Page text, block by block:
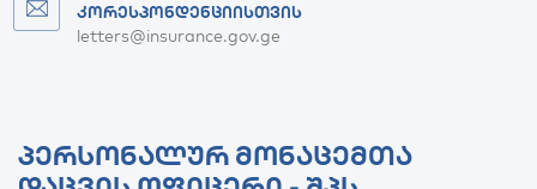
ᲙᲝᲠᲔᲡᲞᲝᲜᲓᲔᲜᲪᲘᲘᲡᲗᲕᲘᲡ
letters@insurance.gov.ge
ᲞᲔᲠᲡᲝᲜᲐᲚᲣᲠ ᲛᲝᲜᲐᲪᲔᲛᲗᲐ